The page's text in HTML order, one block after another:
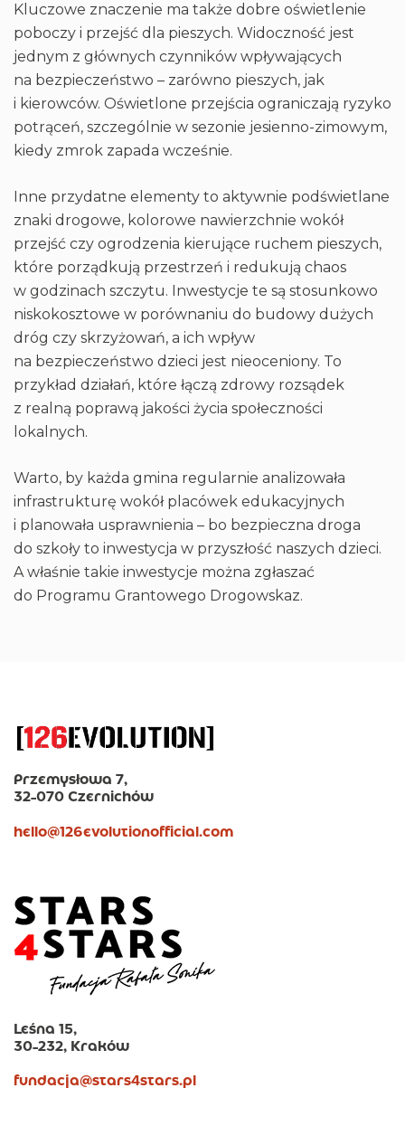
Kluczowe znaczenie ma także dobre oświetlenie
poboczy i przejść dla pieszych. Widoczność jest
jednym z głównych czynników wpływających
na bezpieczeństwo – zarówno pieszych, jak
i kierowców. Oświetlone przejścia ograniczają ryzyko
potrąceń, szczególnie w sezonie jesienno-zimowym,
kiedy zmrok zapada wcześnie.
Inne przydatne elementy to aktywnie podświetlane
znaki drogowe, kolorowe nawierzchnie wokół
przejść czy ogrodzenia kierujące ruchem pieszych,
które porządkują przestrzeń i redukują chaos
w godzinach szczytu. Inwestycje te są stosunkowo
niskokosztowe w porównaniu do budowy dużych
dróg czy skrzyżowań, a ich wpływ
na bezpieczeństwo dzieci jest nieoceniony. To
przykład działań, które łączą zdrowy rozsądek
z realną poprawą jakości życia społeczności
lokalnych.
Warto, by każda gmina regularnie analizowała
infrastrukturę wokół placówek edukacyjnych
i planowała usprawnienia – bo bezpieczna droga
do szkoły to inwestycja w przyszłość naszych dzieci.
A właśnie takie inwestycje można zgłaszać
do Programu Grantowego Drogowskaz.
Przemysłowa 7,
32-070 Czernichów
hello@126evolutionofficial.com
Leśna 15,
30-232, Kraków
fundacja@stars4stars.pl